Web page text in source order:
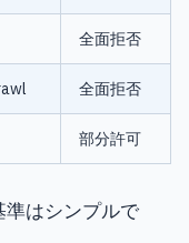
全面拒否
全面拒否
部分許可
準はシンプルで